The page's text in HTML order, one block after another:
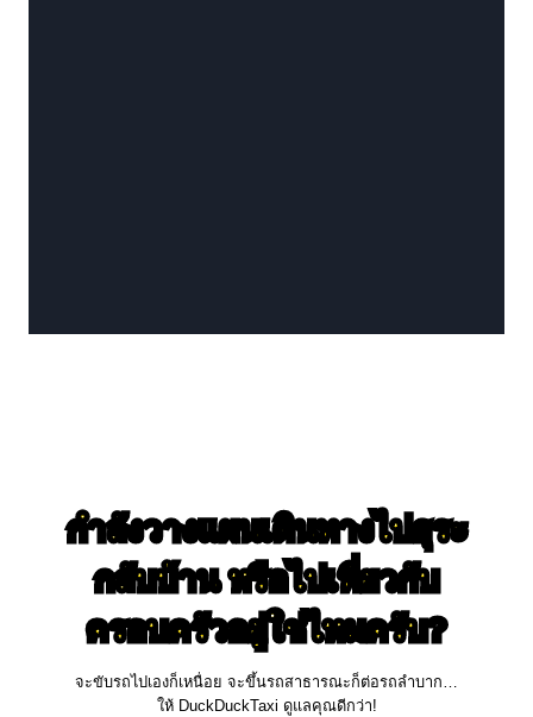
กำลังวางแผนเดินทางไปธุระ
กลับบ้าน หรือไปเที่ยวกับ
ครอบครัวอยู่ใช่ไหมครับ?
จะขับรถไปเองก็เหนื่อย จะขึ้นรถสาธารณะก็ต่อรถลำบาก…
ให้ DuckDuckTaxi ดูแลคุณดีกว่า!